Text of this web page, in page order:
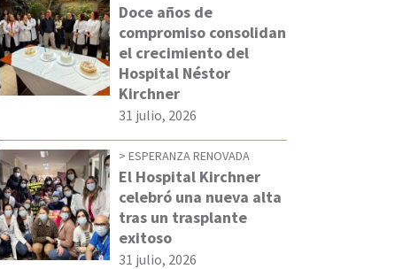
Doce años de
compromiso consolidan
el crecimiento del
Hospital Néstor
Kirchner
31 julio, 2026
ESPERANZA RENOVADA
El Hospital Kirchner
celebró una nueva alta
tras un trasplante
exitoso
31 julio, 2026